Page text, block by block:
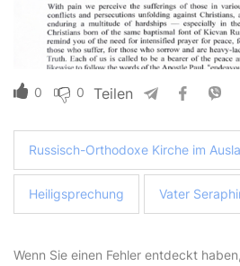
0 0 Teilen
Russisch-Orthodoxe Kirche im
Heiligsprechung Vater
Wenn Sie einen Fehler entdeckt